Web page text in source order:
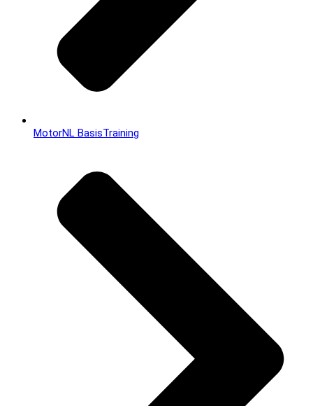
MotorNL BasisTraining